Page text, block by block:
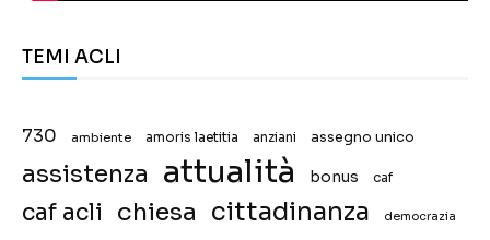
TEMI ACLI
730 ambiente amoris laetitia anziani assegno unico
assistenza attualità bonus caf
caf acli chiesa cittadinanza democrazia